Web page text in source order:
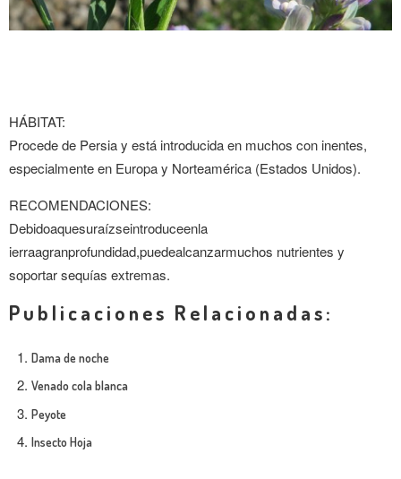
HÁBITAT:
Procede de Persia y está introducida en muchos con inentes,
especialmente en Europa y Norteamérica (Estados Unidos).
RECOMENDACIONES:
Debidoaquesuraízseintroduceenla
ierraagranprofundidad,puedealcanzarmuchos nutrientes y
soportar sequías extremas.
Publicaciones Relacionadas:
Dama de noche
Venado cola blanca
Peyote
Insecto Hoja